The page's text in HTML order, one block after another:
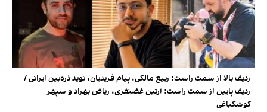
ردیف بالا از سمت راست: ربیع مالکی، پیام فریدیان، نوید ذره‌بین ایرانی /
ردیف پایین از سمت راست: آرتین غضنفری، ریاض بهراد و سپهر
کوشکباغی